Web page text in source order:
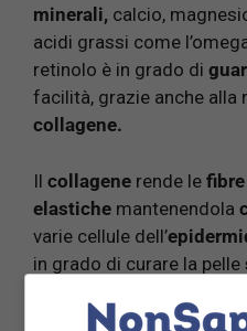
minerali, calcio,
acidi grassi come
retinolo è in grado di
facilità, grazie anche alla
collagene.
Il collagene rende le fibre
elastiche mantenendola
varie cellule dell’
in grado di curare la pelle
Svolge anche una